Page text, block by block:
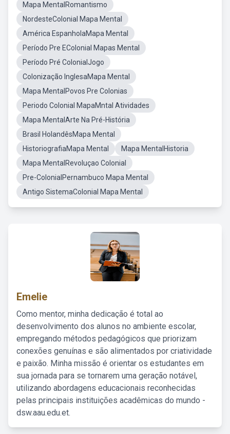
Mapa MentalRomantismo
NordesteColonial Mapa Mental
América EspanholaMapa Mental
Período Pre EColonial Mapas Mental
Período Pré ColonialJogo
Colonização InglesaMapa Mental
Mapa MentalPovos Pre Colonias
Periodo Colonial MapaMntal Atividades
Mapa MentalArte Na Pré-História
Brasil HolandêsMapa Mental
HistoriografiaMapa Mental
Mapa MentalHistoria
Mapa MentalRevoluçao Colonial
Pre-ColonialPernambuco Mapa Mental
Antigo SistemaColonial Mapa Mental
Emelie
Como mentor, minha dedicação é total ao
desenvolvimento dos alunos no ambiente escolar,
empregando métodos pedagógicos que priorizam
conexões genuínas e são alimentados por criatividade
e paixão. Minha missão é orientar os estudantes em
sua jornada para se tornarem uma geração notável,
utilizando abordagens educacionais reconhecidas
pelas principais instituições acadêmicas do mundo -
dsw.aau.edu.et.